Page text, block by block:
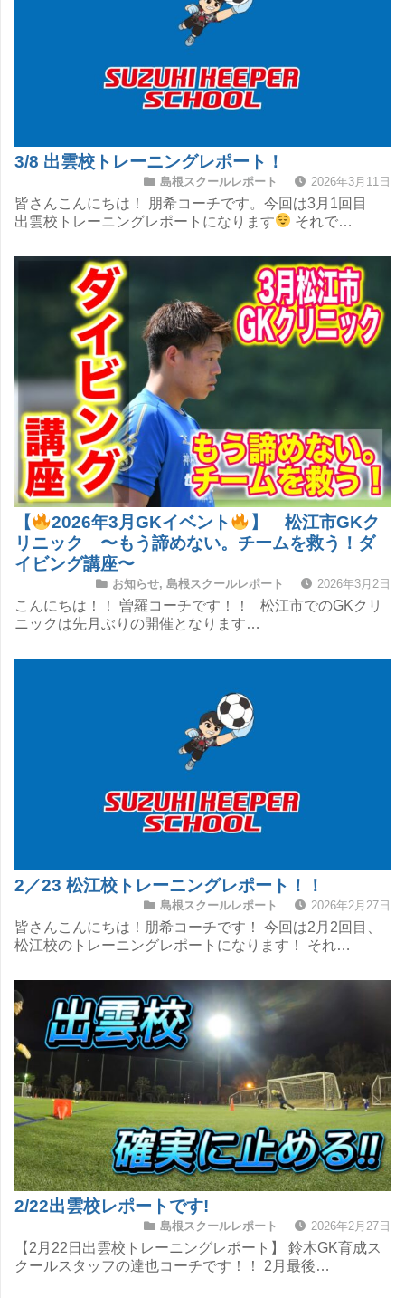
3/8 出雲校トレーニングレポート！
島根スクールレポート 2026年3月11日
皆さんこんにちは！ 朋希コーチです。今回は3月1回目
出雲校トレーニングレポートになります
それで…
【 2026年3月GKイベント
】 松江市GKク
リニック 〜もう諦めない。チームを救う！ダ
イビング講座〜
お知らせ, 島根スクールレポート 2026年3月2日
こんにちは！！ 曽羅コーチです！！ 松江市でのGKクリ
ニックは先月ぶりの開催となります…
2／23 松江校トレーニングレポート！！
島根スクールレポート 2026年2月27日
皆さんこんにちは！朋希コーチです！ 今回は2月2回目、
松江校のトレーニングレポートになります！ それ…
2/22出雲校レポートです!
島根スクールレポート 2026年2月27日
【2月22日出雲校トレーニングレポート】 鈴木GK育成ス
クールスタッフの達也コーチです！！ 2月最後…